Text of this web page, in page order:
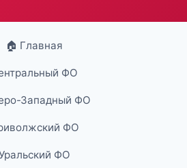
🏠 Главная
ФО
Западный ФО
ФО
ФО